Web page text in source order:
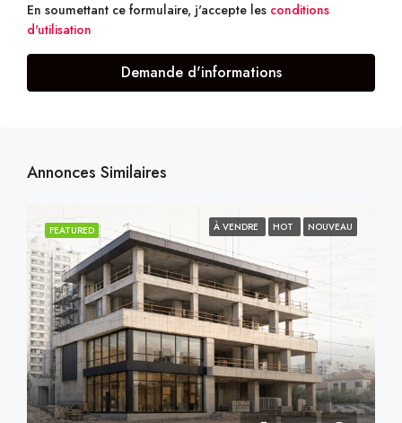
En soumettant ce formulaire, j'accepte les conditions
d'utilisation
Demande d'informations
Annonces Similaires
FEATURED À VENDRE HOT NOUVEAU